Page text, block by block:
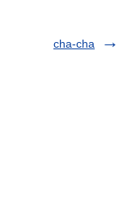
cha-cha